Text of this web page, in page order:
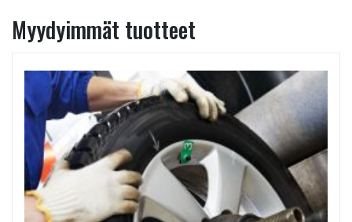
Myydyimmät tuotteet